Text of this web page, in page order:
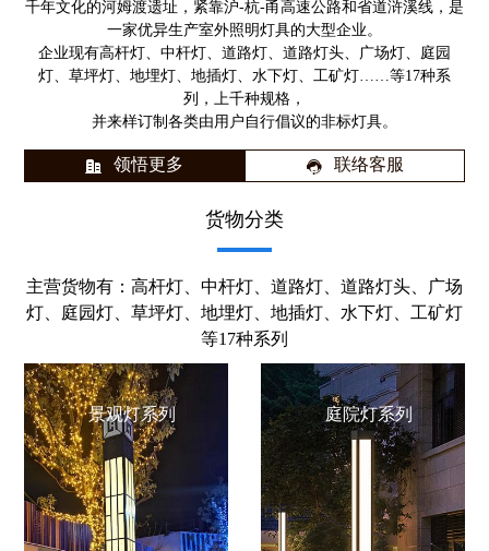
千年文化的河姆渡遗址，紧靠沪-杭-甬高速公路和省道浒溪线，是
一家优异生产室外照明灯具的大型企业。
企业现有高杆灯、中杆灯、道路灯、道路灯头、广场灯、庭园
灯、草坪灯、地埋灯、地插灯、水下灯、工矿灯……等17种系
列，上千种规格，
并来样订制各类由用户自行倡议的非标灯具。
领悟更多 联络客服
货物分类
主营货物有：高杆灯、中杆灯、道路灯、道路灯头、广场
灯、庭园灯、草坪灯、地埋灯、地插灯、水下灯、工矿灯
等17种系列
景观灯系列 庭院灯系列